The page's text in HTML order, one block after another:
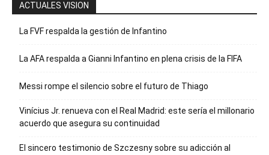
ACTUALES VISION
La FVF respalda la gestión de Infantino
La AFA respalda a Gianni Infantino en plena crisis de la FIFA
Messi rompe el silencio sobre el futuro de Thiago
Vinícius Jr. renueva con el Real Madrid: este sería el millonario
acuerdo que asegura su continuidad
El sincero testimonio de Szczesny sobre su adicción al